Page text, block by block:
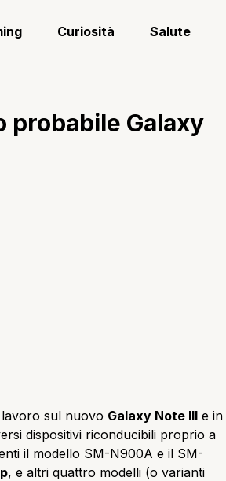
Curiosità Salute
probabile Galaxy
lavoro sul nuovo Galaxy Note III e in
dispositivi riconducibili proprio a
il modello SM-N900A e il SM-
, e altri quattro modelli (o varianti